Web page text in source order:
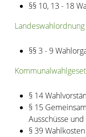
§§ 10, 13 - 18 W
Landeswahlordnung
§§ 3 - 9
§ 14
§ 15
Ausschüsse
§ 39 Wahlkosten